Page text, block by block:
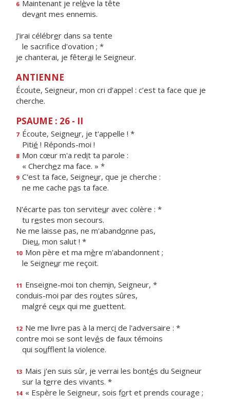
6 Maintenant je relève la tête
devant mes ennemis.
J'irai célébrer dans sa tente
le sacrifce d'ovation ; *
je chanterai, je fêterai le Seigneur.
ANTIENNE
Écoute, Seigneur, mon cri d’appel : c’est ta face que je
cherche.
PSAUME : 26 - II
7 Écoute, Seigneur, je t'appelle ! *
Pitié ! Réponds-moi !
8 Mon cœur m'a redit ta parole :
« Cherchez ma face. » *
9 C'est ta face, Seigneur, que je cherche :
ne me cache pas ta face.
N'écarte pas ton serviteur avec colère : *
tu restes mon secours.
Ne me laisse pas, ne m'abandonne pas,
Dieu, mon salut ! *
10 Mon père et ma mère m'abandonnent ;
le Seigneur me reçoit.
11 Enseigne-moi ton chemin, Seigneur, *
conduis-moi par des routes sûres,
malgré ceux qui me guettent.
12 Ne me livre pas à la merci de l'adversaire : *
contre moi se sont levés de faux témoins
qui soufflent la violence.
13 Mais j'en suis sûr, je verrai les bontés du Seigneur
sur la terre des vivants. *
14 « Espère le Seigneur, sois fort et prends courage ;